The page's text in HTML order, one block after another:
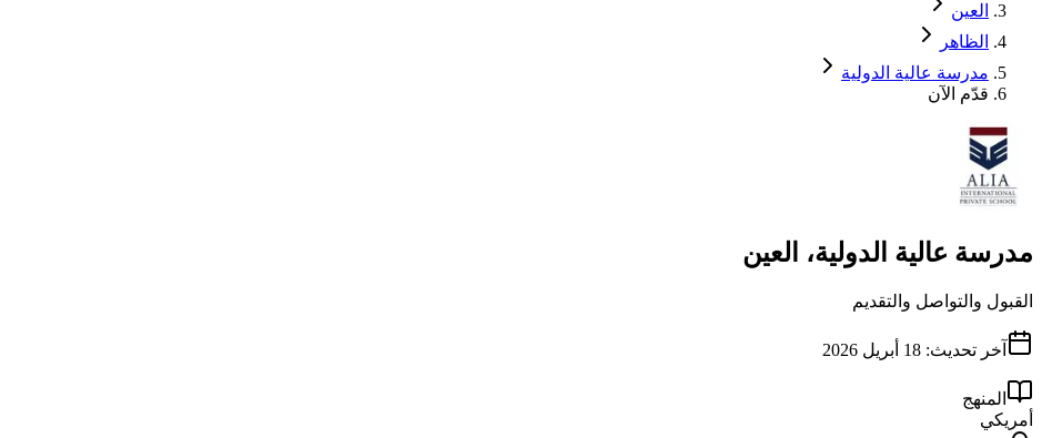
العين
الظاهر
مدرسة عالية الدولية
قدّم الآن
مدرسة عالية الدولية، العين
القبول والتواصل والتقديم
آخر تحديث: 18 أبريل 2026
المنهج
أمريكي